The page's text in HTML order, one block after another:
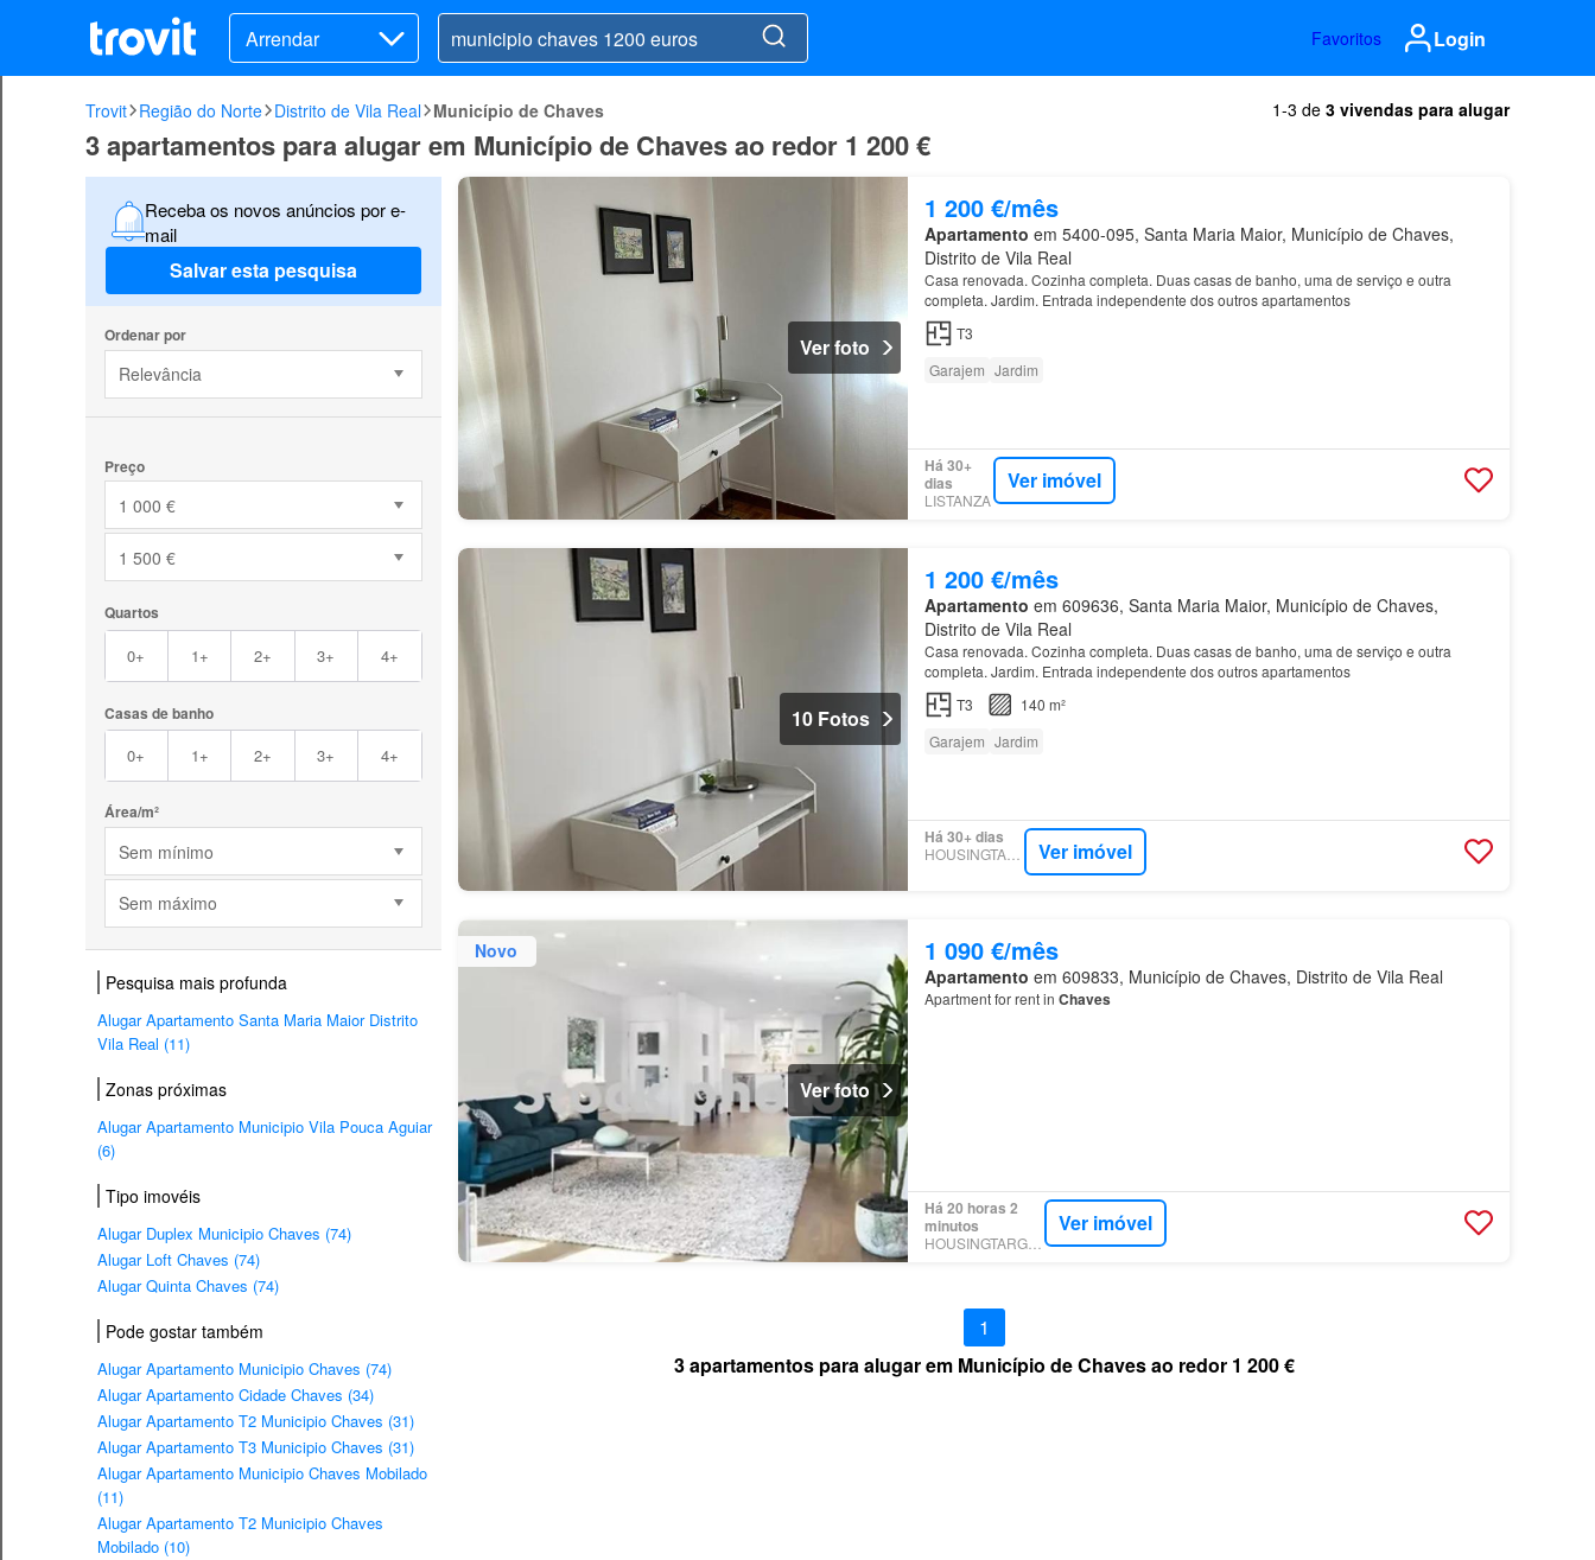
Arrendar Favoritos Login
Trovit Região do Norte Distrito de Vila Real Município de Chaves 1-3 de 3 vivendas para alugar
3 apartamentos para alugar em Município de Chaves ao redor 1 200 €
Receba os novos anúncios por e-
mail
Salvar esta pesquisa
Ordenar por
Relevância
Preço
1 000 €
1 500 €
Quartos
0+ 1+ 2+ 3+ 4+
Casas de banho
0+ 1+ 2+ 3+ 4+
Área/m²
Sem mínimo
Sem máximo
Pesquisa mais profunda
Alugar Apartamento Santa Maria Maior Distrito
Vila Real (11)
Zonas próximas
Alugar Apartamento Municipio Vila Pouca Aguiar
(6)
Tipo imovéis
Alugar Duplex Municipio Chaves (74)
Alugar Loft Chaves (74)
Alugar Quinta Chaves (74)
Pode gostar também
Alugar Apartamento Municipio Chaves (74)
Alugar Apartamento Cidade Chaves (34)
Alugar Apartamento T2 Municipio Chaves (31)
Alugar Apartamento T3 Municipio Chaves (31)
Alugar Apartamento Municipio Chaves Mobilado
(11)
Alugar Apartamento T2 Municipio Chaves
Mobilado (10)
Ver foto
1 200 €/mês
Apartamento em 5400-095, Santa Maria Maior, Município de Chaves,
Distrito de Vila Real
Casa renovada. Cozinha completa. Duas casas de banho, uma de serviço e outra
completa. Jardim. Entrada independente dos outros apartamentos
T3
Garajem Jardim
Há 30+
dias
LISTANZA
Ver imóvel
10 Fotos
1 200 €/mês
Apartamento em 609636, Santa Maria Maior, Município de Chaves,
Distrito de Vila Real
Casa renovada. Cozinha completa. Duas casas de banho, uma de serviço e outra
completa. Jardim. Entrada independente dos outros apartamentos
T3
140 m²
Garajem Jardim
Há 30+ dias
HOUSINGTARGET Ver imóvel
Novo
Ver foto
1 090 €/mês
Apartamento em 609833, Município de Chaves, Distrito de Vila Real
Apartment for rent in Chaves
Há 20 horas 2
minutos
HOUSINGTARGET
Ver imóvel
1
3 apartamentos para alugar em Município de Chaves ao redor 1 200 €